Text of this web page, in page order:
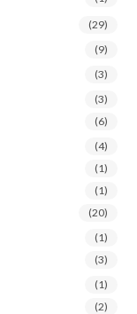
(29)
(9)
(3)
(3)
(6)
(4)
(1)
(1)
(20)
(1)
(3)
(1)
(2)